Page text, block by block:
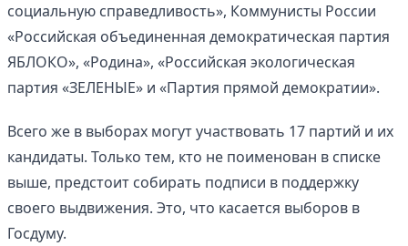
социальную справедливость», Коммунисты России
«Российская объединенная демократическая партия
ЯБЛОКО», «Родина», «Российская экологическая
партия «ЗЕЛЕНЫЕ» и «Партия прямой демократии».
Всего же в выборах могут участвовать 17 партий и их
кандидаты. Только тем, кто не поименован в списке
выше, предстоит собирать подписи в поддержку
своего выдвижения. Это, что касается выборов в
Госдуму.